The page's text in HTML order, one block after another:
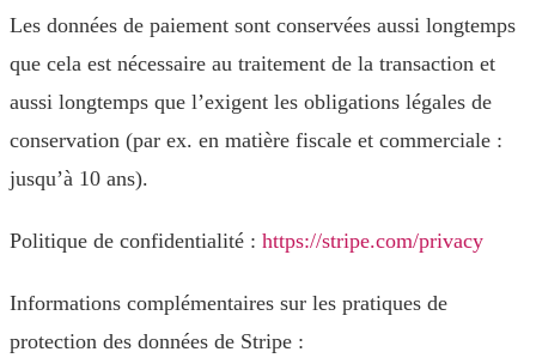
Les données de paiement sont conservées aussi longtemps
que cela est nécessaire au traitement de la transaction et
aussi longtemps que l’exigent les obligations légales de
conservation (par ex. en matière fiscale et commerciale :
jusqu’à 10 ans).
Politique de confidentialité : https://stripe.com/privacy
Informations complémentaires sur les pratiques de
protection des données de Stripe :